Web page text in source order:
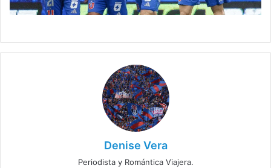
Denise Vera
Periodista y Romántica Viajera.